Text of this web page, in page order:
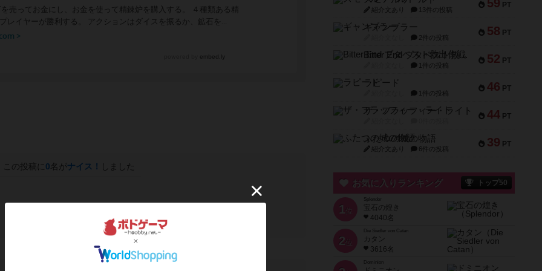
この投稿に 0名がナイス！ しました
59 PT
紹介文あり 13件の投稿
58 PT
ギャンブラー
2件の投稿
52 PT
Bitter End ブタペスト救出作戦
1件の投稿
46 PT
ラピード
1件の投稿
44 PT
ザ・フラッフィー・ライト
39 PT
ふたつの城の物語
紹介文あり 6件の投稿
お気に入りランキング トップ50
1 位
宝石の煌き
4040名
2 位
Die Siedler von Catan
カタン
3616名